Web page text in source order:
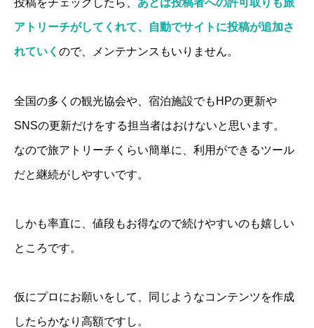
投稿をチェックしたら、 あとは投稿者への許可取りも旅
アトリーチがしてくれて、自動でサイトに投稿が追加さ
れていく ので、メンテナンスもいりません。
全国の多くの観光協会や、宿泊施設でもHPの更新や
SNSの更新だけをする担当者はおけないと思います。
なので旅アトリーチくらい簡単に、利用ができるツール
だと継続がしやすいです。
しかも率直に、値段もお得なので続けやすいのも嬉しい
ところです。
仮にプロにお願いをして、同じようなコンテンツを作成
したらかなり高額ですし。